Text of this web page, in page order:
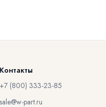
Контакты
+7 (800) 333-23-85
sale@w-part.ru